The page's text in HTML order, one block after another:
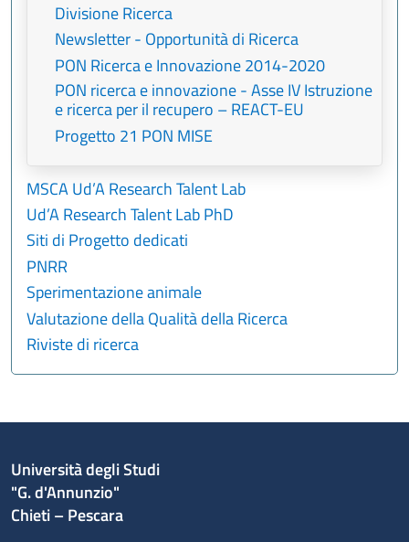
Divisione Ricerca
Newsletter - Opportunità di Ricerca
PON Ricerca e Innovazione 2014-2020
PON ricerca e innovazione - Asse IV Istruzione
e ricerca per il recupero – REACT-EU
Progetto 21 PON MISE
MSCA Ud’A Research Talent Lab
Ud’A Research Talent Lab PhD
Siti di Progetto dedicati
PNRR
Sperimentazione animale
Valutazione della Qualità della Ricerca
Riviste di ricerca
Università degli Studi
"G. d'Annunzio"
Chieti – Pescara